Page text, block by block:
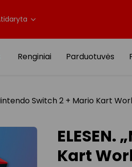
Renginiai Parduotuvės
Switch 2 + Mario Kart
Kart